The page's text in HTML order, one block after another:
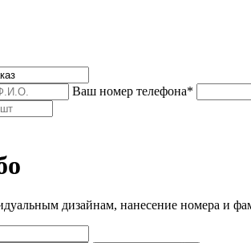
Ваш номер телефона*
дизайнам, нанесение номера и